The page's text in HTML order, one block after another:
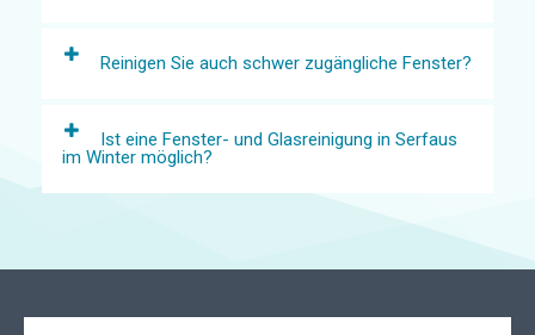
Reinigen Sie auch schwer zugängliche Fenster?
Ist eine Fenster- und Glasreinigung in Serfaus
im Winter möglich?